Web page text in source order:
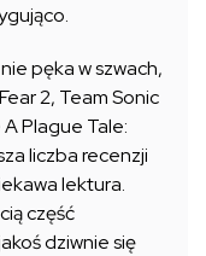
pęka w szwach,
2, Team Sonic
Plague Tale:
liczba recenzji
lektura.
część
dziwnie się